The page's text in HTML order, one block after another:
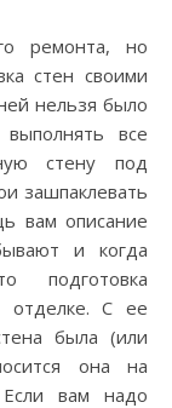
стен своими
нельзя было
выполнять все
стену под
зашпаклевать
вам описание
и когда
подготовка
отделке. С ее
была (или
она на
Если вам надо